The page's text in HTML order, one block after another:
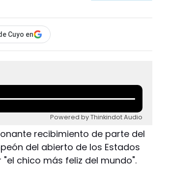
Cuyo en
Powered by Thinkindot Audio
recibimiento de parte del
del abierto de los Estados
chico más feliz del mundo".